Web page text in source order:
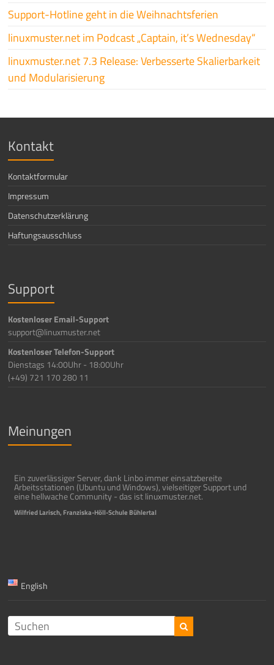
Support-Hotline geht in die Weihnachtsferien
linuxmuster.net im Podcast „Captain, it’s Wednesday“
linuxmuster.net 7.3 Release: Verbesserte Skalierbarkeit
und Modularisierung
Kontakt
Kontaktformular
Impressum
Datenschutzerklärung
Haftungsausschluss
Support
Kostenloser Email-Support
support@linuxmuster.net
Kostenloser Telefon-Support
Dienstags 14:00Uhr - 18:00Uhr
(+49) 721 170 280 11
Meinungen
Ein zuverlässiger Server, dank Linbo immer einsatzbereite
Arbeitsstationen (Ubuntu und Windows), vielseitiger Support und
eine hellwache Community - das ist linuxmuster.net.
Wilfried Larisch, Franziska-Höll-Schule Bühlertal
English